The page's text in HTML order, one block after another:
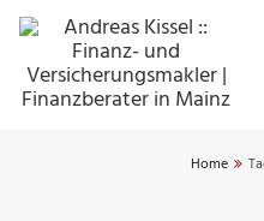
Home